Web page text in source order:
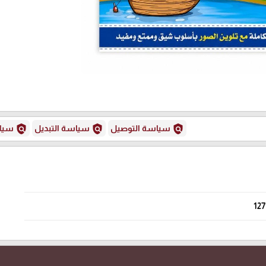
policy سياسة التوصيل policy سياسة التبديل policy